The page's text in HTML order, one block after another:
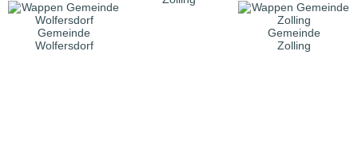
Gemeinde
Wolfersdorf
Gemeinde
Zolling